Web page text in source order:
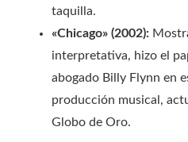
taquilla.
«Chicago» (2002):
interpretativa, hizo el
abogado Billy Flynn en
producción musical,
Globo de Oro.